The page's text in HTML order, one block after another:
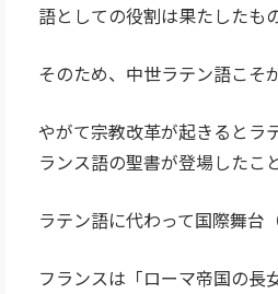
語としての役割は果たしたも
そのため、中世ラテン語こそ
やがて宗教改革が起きるとラ
ランス語の聖書が登場したこ
ラテン語に代わって国際舞台
フランスは「ローマ帝国の長